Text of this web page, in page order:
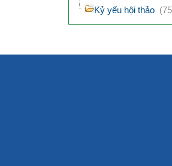
Kỷ yếu hội thảo